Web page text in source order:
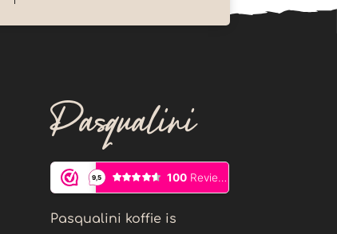
Pasqualini
Pasqualini koffie is